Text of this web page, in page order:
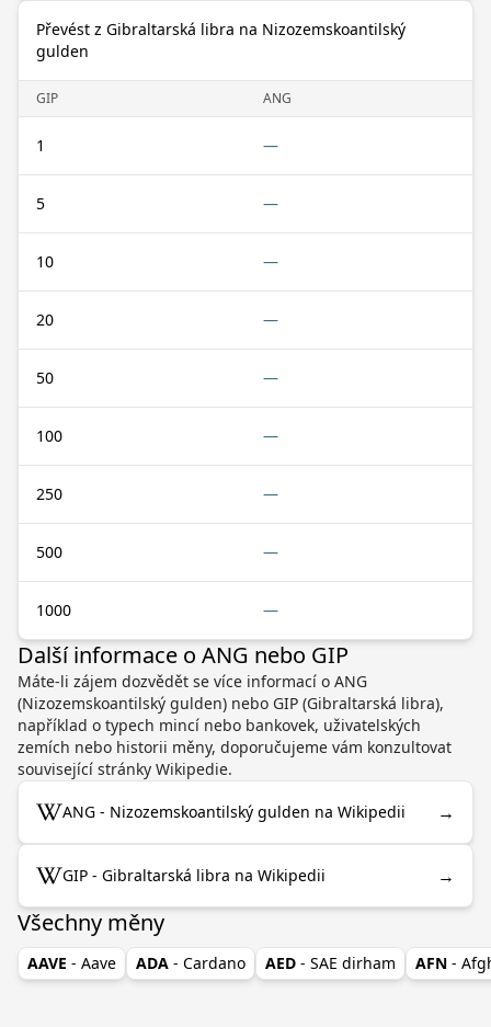
Převést z Gibraltarská libra na Nizozemskoantilský
gulden
GIP ANG
1 —
5 —
10 —
20 —
50 —
100 —
250 —
500 —
1000 —
Další informace o ANG nebo GIP
Máte-li zájem dozvědět se více informací o ANG
(Nizozemskoantilský gulden) nebo GIP (Gibraltarská libra),
například o typech mincí nebo bankovek, uživatelských
zemích nebo historii měny, doporučujeme vám konzultovat
související stránky Wikipedie.
ANG - Nizozemskoantilský gulden na Wikipedii →
GIP - Gibraltarská libra na Wikipedii →
Všechny měny
AAVE - Aave ADA - Cardano AED - SAE dirham AFN -